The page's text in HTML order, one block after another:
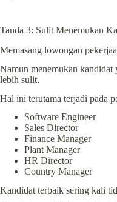
Tanda 3: Sulit Menemukan
Memasang lowongan
Namun menemukan kandidat
lebih sulit.
Hal ini terutama terjadi pada
Software Engineer
Sales Director
Finance Manager
Plant Manager
HR Director
Country Manager
Kandidat terbaik sering kali